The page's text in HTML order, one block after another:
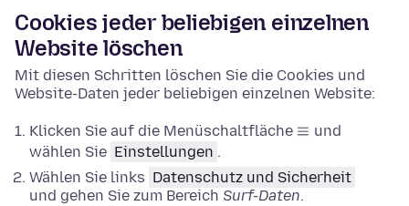
Cookies jeder beliebigen einzelnen
Website löschen
Mit diesen Schritten löschen Sie die Cookies und
Website-Daten jeder beliebigen einzelnen Website:
Klicken Sie auf die Menüschaltfläche
und
wählen Sie Einstellungen .
Wählen Sie links Datenschutz und Sicherheit
und gehen Sie zum Bereich Surf-Daten.